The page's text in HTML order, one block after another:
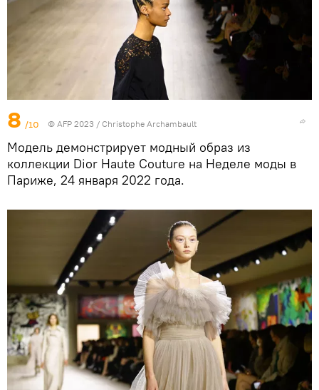
8 /10 © AFP 2023 / Christophe Archambault
Модель демонстрирует модный образ из
коллекции Dior Haute Couture на Неделе моды в
Париже, 24 января 2022 года.